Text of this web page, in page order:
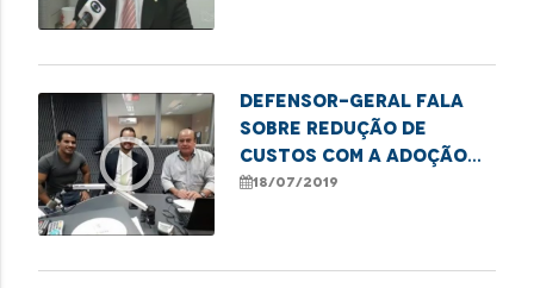
play_circle_outline
Defensor-geral fala
sobre redução de
custos com a adoção
de transporte por
18/07/2019